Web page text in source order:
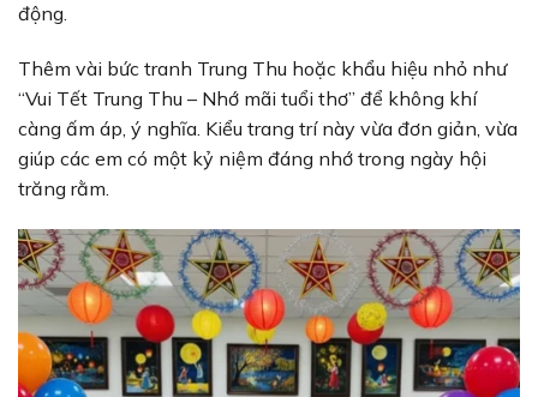
động.
Thêm vài bức tranh Trung Thu hoặc khẩu hiệu nhỏ như
“Vui Tết Trung Thu – Nhớ mãi tuổi thơ” để không khí
càng ấm áp, ý nghĩa. Kiểu trang trí này vừa đơn giản, vừa
giúp các em có một kỷ niệm đáng nhớ trong ngày hội
trăng rằm.